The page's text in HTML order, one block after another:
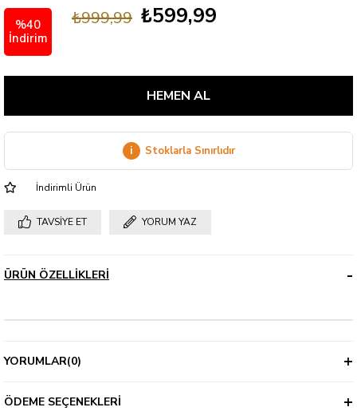
%40
İndirim
₺999,99 ₺599,99
i Stoklarla Sınırlıdır
İndirimli Ürün
TAVSIYE ET YORUM YAZ
ÜRÜN ÖZELLIKLERI
YORUMLAR(0)
ÖDEME SEÇENEKLERI